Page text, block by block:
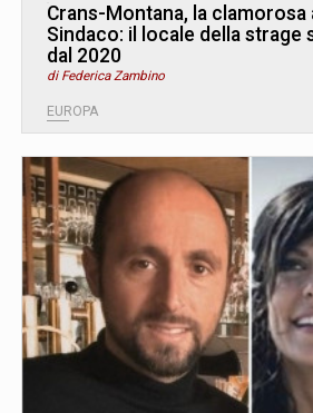
Crans-Montana, la clamorosa
Sindaco: il locale della strage
dal 2020
di Federica Zambino
EUROPA